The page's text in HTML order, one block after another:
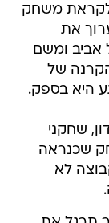
לקראת משחק
את
אביב ומשם
של
היא בספק.
שחקני
שכנראה
לא